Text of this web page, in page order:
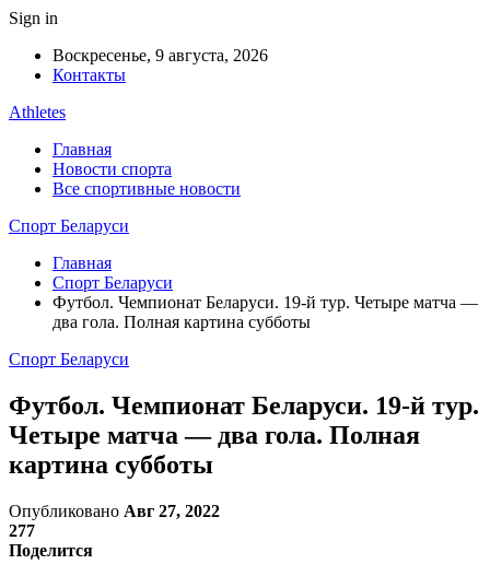
Sign in
Воскресенье, 9 августа, 2026
Контакты
Athletes
Главная
Новости спорта
Все спортивные новости
Спорт Беларуси
Главная
Спорт Беларуси
Футбол. Чемпионат Беларуси. 19-й тур. Четыре матча —
два гола. Полная картина субботы
Спорт Беларуси
Футбол. Чемпионат Беларуси. 19-й тур.
Четыре матча — два гола. Полная
картина субботы
Опубликовано Авг 27, 2022
277
Поделится